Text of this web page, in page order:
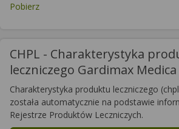
Pobierz
CHPL - Charakterystyka
leczniczego Gardimax
Charakterystyka produktu leczniczego
została automatycznie na podstawie
Rejestrze Produktów Leczniczych.